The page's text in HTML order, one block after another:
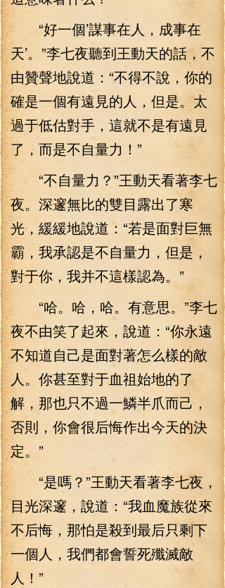
“好一個’謀事在人，成事在
天’。”李七夜聽到王動天的話，不
由贊聲地說道：“不得不說，你的
確是一個有遠見的人，但是。太
過于低估對手，這就不是有遠見
了，而是不自量力！”
“不自量力？”王動天看著李七
夜。深邃無比的雙目露出了寒
光，緩緩地說道：“若是面對巨無
霸，我承認是不自量力，但是，
對于你，我并不這樣認為。”
“哈。哈，哈。有意思。”李七
夜不由笑了起來，說道：“你永遠
不知道自己是面對著怎么樣的敵
人。你甚至對于血祖始地的了
解，那也只不過一鱗半爪而己，
否則，你會很后悔作出今天的決
定。”
“是嗎？”王動天看著李七夜，
目光深邃，說道：“我血魔族從來
不后悔，那怕是殺到最后只剩下
一個人，我們都會誓死殲滅敵
人！”